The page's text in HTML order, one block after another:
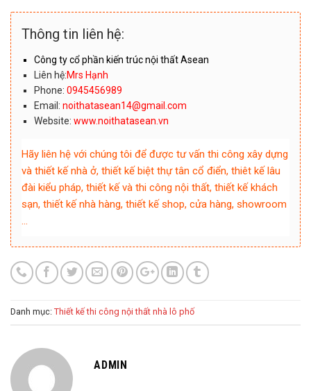
Thông tin liên hệ:
Công ty cổ phần kiến trúc nội thất Asean
Liên hệ:Mrs Hạnh
Phone: 0945456989
Email: noithatasean14@gmail.com
Website: www.noithatasean.vn
Hãy liên hệ với chúng tôi để được tư vấn thi công xây dựng
và thiết kế nhà ở, thiết kế biệt thự tân cổ điển, thiêt kế lâu
đài kiểu pháp, thiết kế và thi công nội thất, thiết kế khách
sạn, thiết kế nhà hàng, thiết kế shop, cửa hàng, showroom
…
Danh mục: Thiết kế thi công nội thất nhà lô phố
ADMIN